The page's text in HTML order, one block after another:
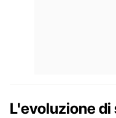
L'evoluzione